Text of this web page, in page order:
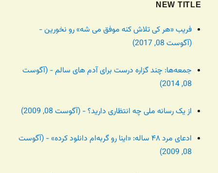
NEW TITLE
فریب «هر کی تلاش کنه موفق می شه» رو نخورین -
(آگوست 08, 2017)
جمعه‌ها: چند گزاره درست برای آدم های سالم - (آگوست
08, 2014)
از یک رسانه ملی چه انتظاری دارید؟ - (آگوست 08, 2009)
ادعای مرد ۴۸ ساله: «اینا رو گربه‌ام دانلود کرده» - (آگوست
08, 2009)